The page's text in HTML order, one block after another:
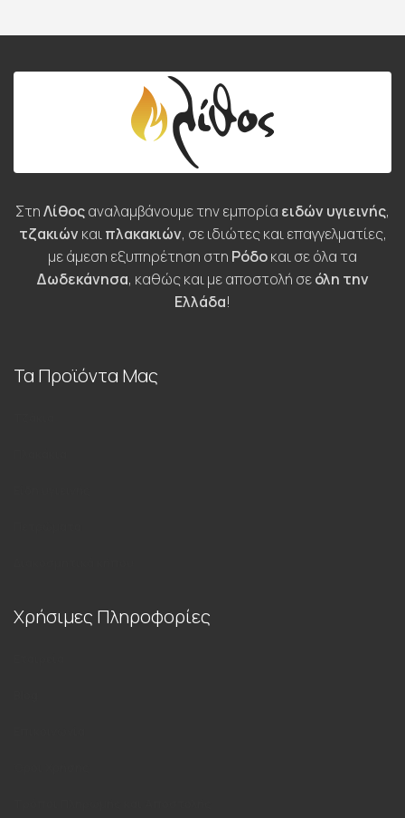
ΣτηΛίθοςαναλαμβάνουμε την εμπορία ειδών υγιεινής,
τζακιών καιπλακακιών, σε ιδιώτες και επαγγελματίες,
με άμεση εξυπηρέτηση στη Ρόδοκαι σε όλα τα
Δωδεκάνησα, καθώς και με αποστολή σεόλη την
Ελλάδα!
Τα Προϊόντα Μας
Χρήσιμες Πληροφορίες